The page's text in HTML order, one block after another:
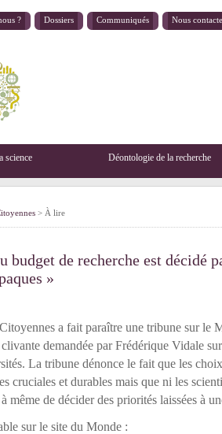
? Dossiers Communiqués Nous
science Déontologie de la recherche
> À lire
budget de recherche est décidé
»
a fait paraître une tribune sur le
clivante demandée par Frédérique Vidale
La tribune dénonce le fait que les
cruciales et durables mais que ni les
même de décider des priorités laissées à
sur le site du Monde :